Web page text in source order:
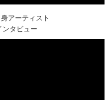
アーティスト
ンタビュー